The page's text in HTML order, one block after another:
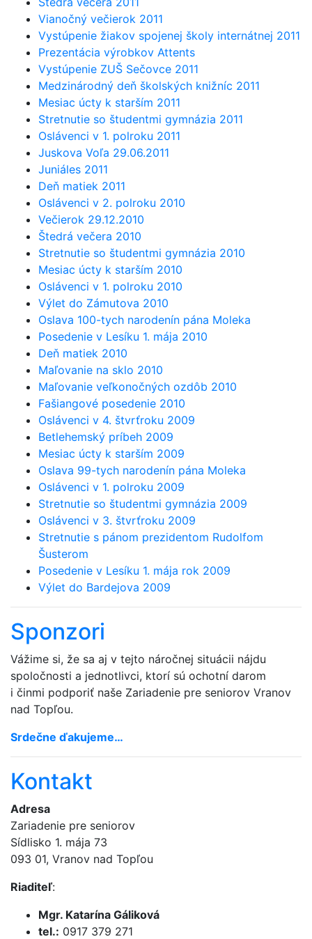
Vianočný večierok 2011
Vystúpenie žiakov spojenej školy internátnej 2011
Prezentácia výrobkov Attents
Vystúpenie ZUŠ Sečovce 2011
Medzinárodný deň školských knižníc 2011
Mesiac úcty k starším 2011
Stretnutie so študentmi gymnázia 2011
Oslávenci v 1. polroku 2011
Juskova Voľa 29.06.2011
Juniáles 2011
Deň matiek 2011
Oslávenci v 2. polroku 2010
Večierok 29.12.2010
Štedrá večera 2010
Stretnutie so študentmi gymnázia 2010
Mesiac úcty k starším 2010
Oslávenci v 1. polroku 2010
Výlet do Zámutova 2010
Oslava 100-tych narodenín pána Moleka
Posedenie v Lesíku 1. mája 2010
Deň matiek 2010
Maľovanie na sklo 2010
Maľovanie veľkonočných ozdôb 2010
Fašiangové posedenie 2010
Oslávenci v 4. štvrťroku 2009
Betlehemský príbeh 2009
Mesiac úcty k starším 2009
Oslava 99-tych narodenín pána Moleka
Oslávenci v 1. polroku 2009
Stretnutie so študentmi gymnázia 2009
Oslávenci v 3. štvrťroku 2009
Stretnutie s pánom prezidentom Rudolfom
Šusterom
Posedenie v Lesíku 1. mája rok 2009
Výlet do Bardejova 2009
Sponzori
Vážime si, že sa aj v tejto náročnej situácii nájdu
spoločnosti a jednotlivci, ktorí sú ochotní darom
i činmi podporiť naše Zariadenie pre seniorov Vranov
nad Topľou.
Srdečne ďakujeme…
Kontakt
Adresa
Zariadenie pre seniorov
Sídlisko 1. mája 73
093 01, Vranov nad Topľou
Riaditeľ:
Mgr. Katarína Gáliková
tel.: 0917 379 271